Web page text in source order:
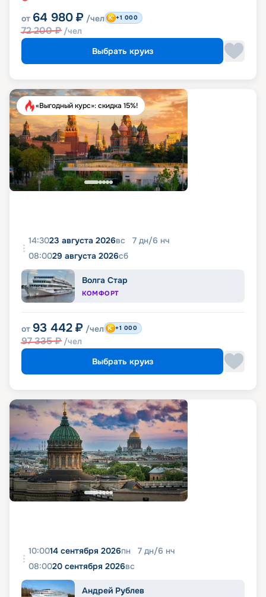
от 64 980 ₽ /чел
72 200₽ /чел
+1 000
Выбрать круиз
«Выгодный курс»: скидка 15%!
14:3023 августа 2026вс 7 дн/6 нч
08:0029 августа 2026сб
Волга Стар
КОМФОРТ
от 93 442 ₽ /чел
97 335₽ /чел
+1 000
Выбрать круиз
10:0014 сентября 2026пн 7 дн/6 нч
08:0020 сентября 2026вс
Андрей Рублев